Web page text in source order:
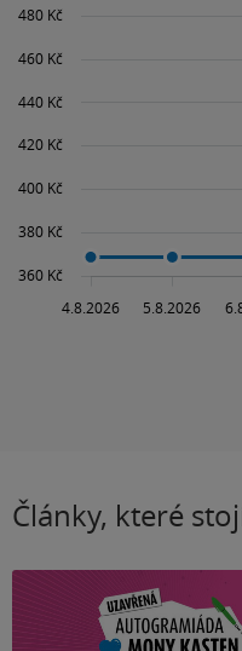
Články, které